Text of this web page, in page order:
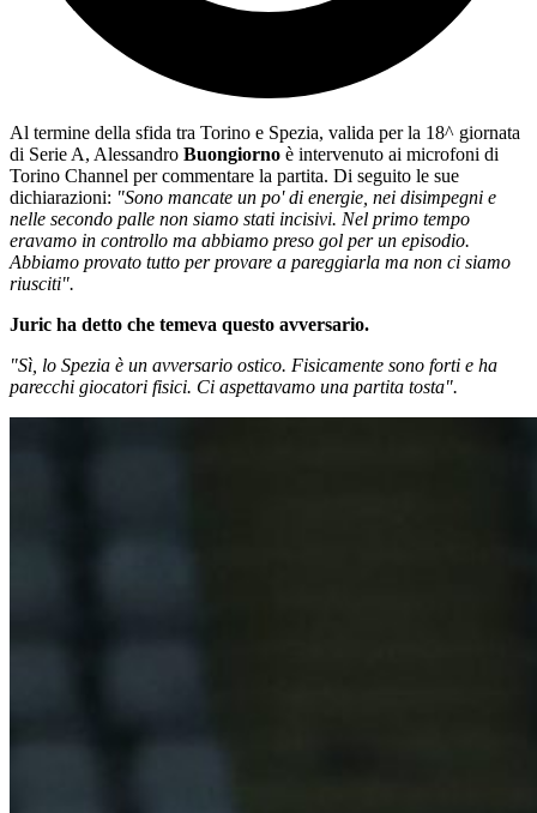
Al termine della sfida tra Torino e Spezia, valida per la 18^ giornata
di Serie A, Alessandro Buongiorno è intervenuto ai microfoni di
Torino Channel per commentare la partita. Di seguito le sue
dichiarazioni: "Sono mancate un po' di energie, nei disimpegni e
nelle secondo palle non siamo stati incisivi. Nel primo tempo
eravamo in controllo ma abbiamo preso gol per un episodio.
Abbiamo provato tutto per provare a pareggiarla ma non ci siamo
riusciti".
Juric ha detto che temeva questo avversario.
"Sì, lo Spezia è un avversario ostico. Fisicamente sono forti e ha
parecchi giocatori fisici. Ci aspettavamo una partita tosta".